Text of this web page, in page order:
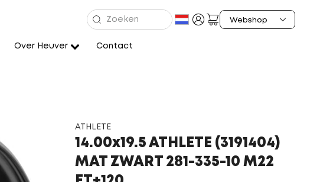
Over Heuver Contact
ATHLETE
14.00x19.5 ATHLETE (3191404)
MAT ZWART 281-335-10 M22